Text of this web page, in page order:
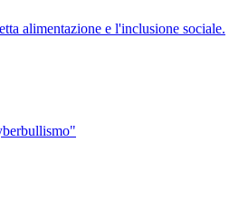
alimentazione e l'inclusione sociale.